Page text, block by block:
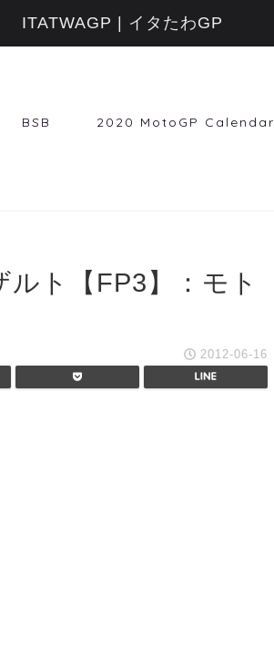
BSB 2020 MotoGP Calendar
ト【FP3】：モト
2012-06-16
ITATWAGP | イタたわGP